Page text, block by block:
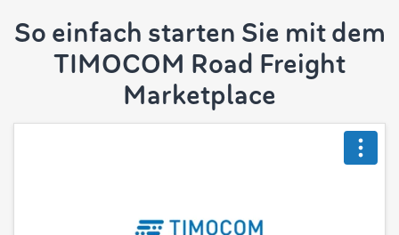
So einfach starten Sie mit dem
TIMOCOM Road Freight
Marketplace